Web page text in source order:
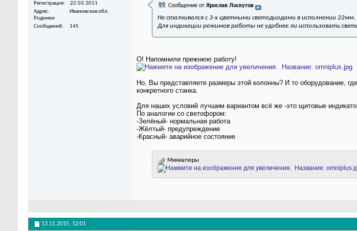
Регистрация
22.03.2011
Адрес
Ивановская обл,
Родники
Сообщений
145
Сообщение от Ярослав Лоскутов
Не сталкивался с 3-х цветными светодиодами в исполнении 22мм.
Для индикации режимов работы не удобнее ли использовать
О! Напомнили прежнюю работу!
Но, Вы представляете размеры этой колонны? И то оборудование,
конкретного станка.
Для наших условий лучшим вариантом всё же -это щитовые
По аналогии со светофором:
-Зелёный- нормальная работа
-Жёлтый- предупреждение
-Красный- аварийное состояние
Миниатюры
13.11.2015, 12:01